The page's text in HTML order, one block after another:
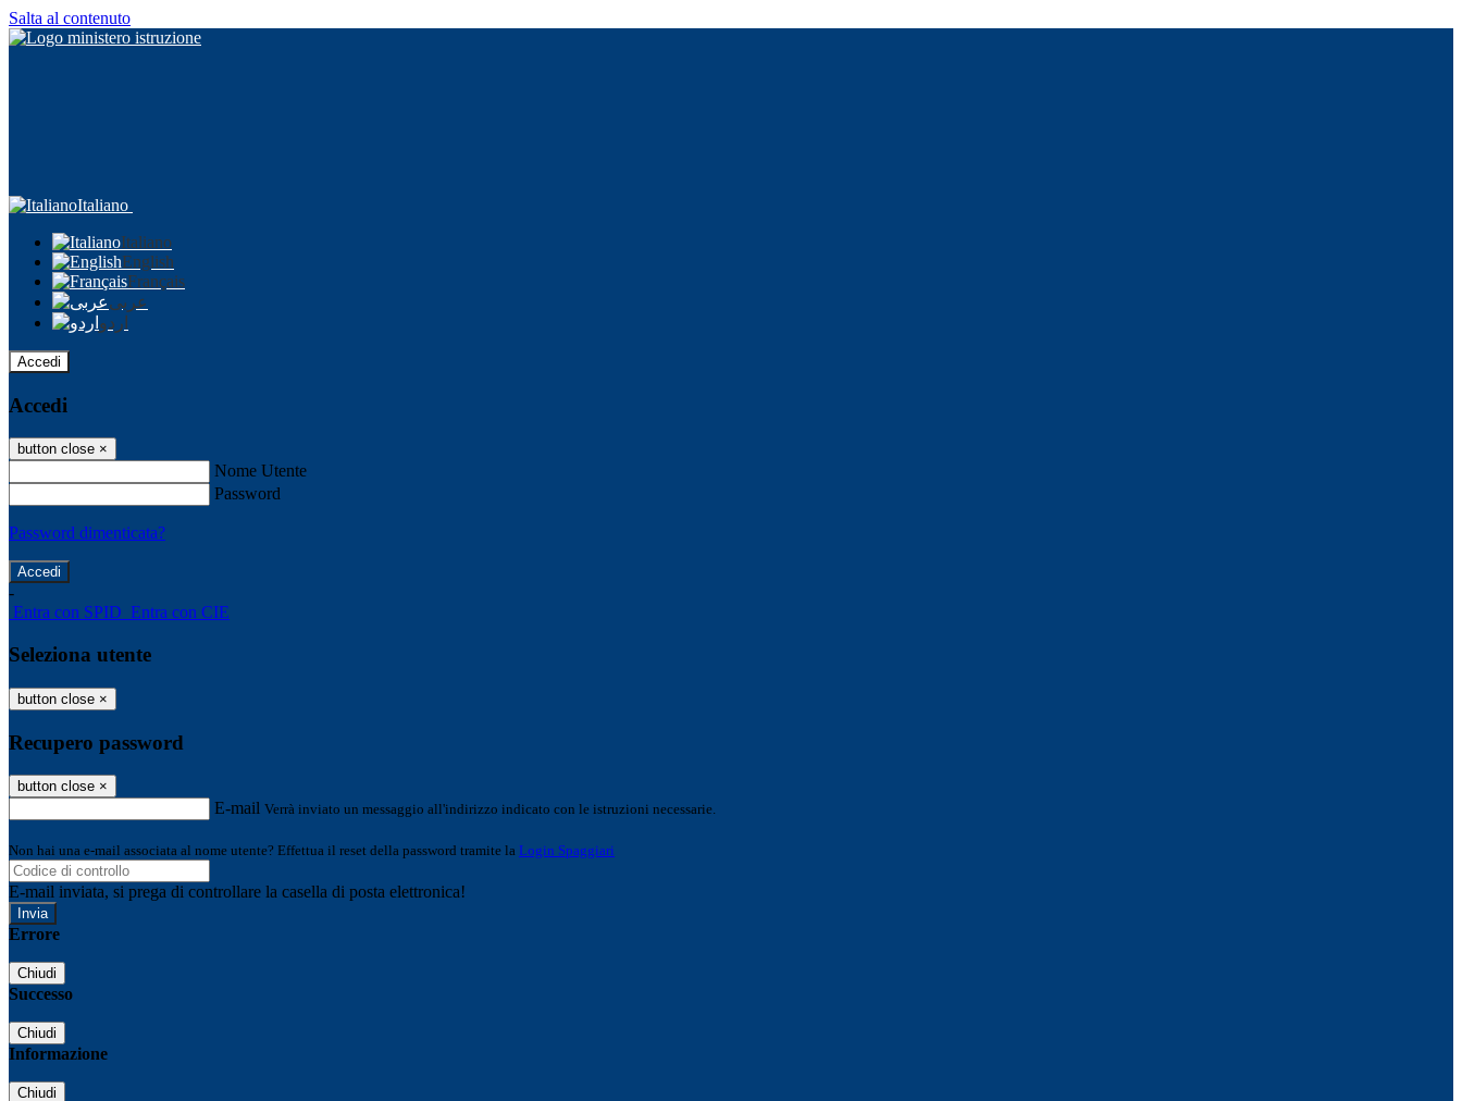
Salta al contenuto
Italiano
Italiano
English
Français
عربى
اردو
Accedi
Accedi
button close ×
Nome Utente
Password
Password dimenticata?
-
Entra con SPID Entra con CIE
Seleziona utente
button close ×
Recupero password
button close ×
E-mail Verrà inviato un messaggio all'indirizzo indicato con le istruzioni necessarie.
Non hai una e-mail associata al nome utente? Effettua il reset della password tramite la Login Spaggiari
E-mail inviata, si prega di controllare la casella di posta elettronica!
Errore
Chiudi
Successo
Chiudi
Informazione
Chiudi